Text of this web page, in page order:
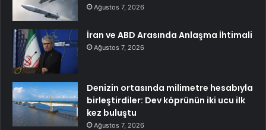
Ağustos 7, 2026
İran ve ABD Arasında Anlaşma İhtimali
Ağustos 7, 2026
Denizin ortasında milimetre hesabıyla
birleştirdiler: Dev köprünün iki ucu ilk
kez buluştu
Ağustos 7, 2026